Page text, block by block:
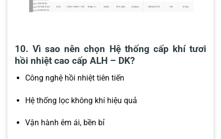
10. Vì sao nên chọn Hệ thống cấp khí tươi
hồi nhiệt cao cấp ALH – DK?
Công nghệ hồi nhiệt tiên tiến
Hệ thống lọc không khí hiệu quả
Vận hành êm ái, bền bỉ